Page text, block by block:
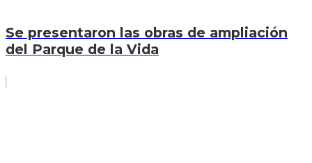
Se presentaron las obras de ampliación
del Parque de la Vida